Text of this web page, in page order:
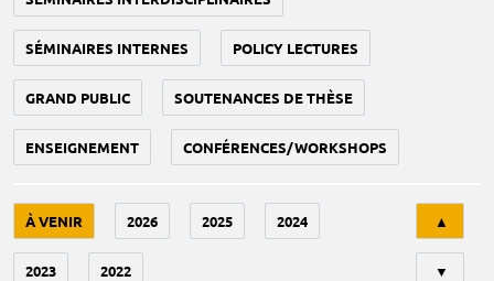
SÉMINAIRES INTERNES POLICY LECTURES
GRAND PUBLIC SOUTENANCES DE THÈSE
ENSEIGNEMENT CONFÉRENCES/WORKSHOPS
À VENIR 2026 2025 2024
2023 2022
▲
▼